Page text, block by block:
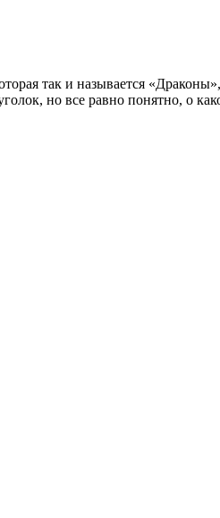
так и называется
но все равно понятно, о